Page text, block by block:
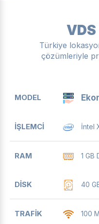
Türkiye
çözümleriyle
MODEL İŞLEMCI
İntel
1 GB
40
100